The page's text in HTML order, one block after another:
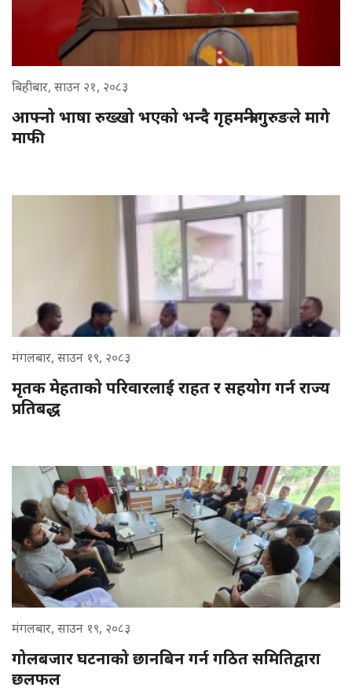
बिहीबार, साउन २१, २०८३
आफ्नो भाषा रुख्खो भएको भन्दै गृहमन्त्री गुरुङले मागे
माफी
मंगलबार, साउन १९, २०८३
मृतक मेहताको परिवारलाई राहत र सहयोग गर्न राज्य
प्रतिबद्ध
मंगलबार, साउन १९, २०८३
गोलबजार घटनाको छानबिन गर्न गठित समितिद्वारा
छलफल